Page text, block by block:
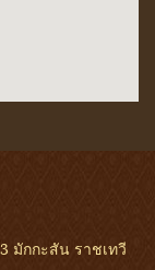
มักกะสัน ราชเทวี